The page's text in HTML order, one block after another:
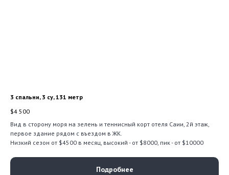
3 спальни, 3 су, 131 метр
$4 500
Вид в сторону моря на зелень и теннисный корт отеля Саии, 2й этаж,
первое здание рядом с въездом в ЖК.
Низкий сезон от $4500 в месяц, высокий - от $8000, пик - от $10000
Подробнее